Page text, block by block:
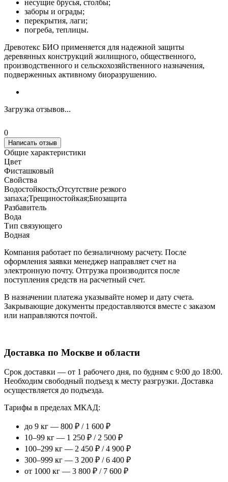
несущие брусья, столбы;
заборы и ограды;
перекрытия, лаги;
погреба, теплицы.
Древотекс БИО применяется для надежной защиты
деревянных конструкций жилищного, общественного,
производственного и сельскохозяйственного назначения,
подверженных активному биоразрушению.
Загрузка отзывов...
0
Написать отзыв
Общие характеристики
Цвет
Фисташковый
Свойства
Водостойкость;Отсутствие резкого
запаха;Трещиностойкая;Биозащита
Разбавитель
Вода
Тип связующего
Водная
Компания работает по безналичному расчету. После
оформления заявки менеджер направляет счет на
электронную почту. Отгрузка производится после
поступления средств на расчетный счет.
В назначении платежа указывайте номер и дату счета.
Закрывающие документы предоставляются вместе с заказом
или направляются почтой.
Доставка по Москве и области
Срок доставки — от 1 рабочего дня, по будням с 9:00 до 18:00.
Необходим свободный подъезд к месту разгрузки. Доставка
осуществляется до подъезда.
Тарифы в пределах МКАД:
до 9 кг — 800 ₽ / 1 600 ₽
10–99 кг — 1 250 ₽ / 2 500 ₽
100–299 кг — 2 450 ₽ / 4 900 ₽
300–999 кг — 3 200 ₽ / 6 400 ₽
от 1000 кг — 3 800 ₽ / 7 600 ₽